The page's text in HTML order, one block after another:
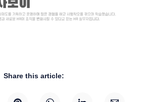
Share this article: